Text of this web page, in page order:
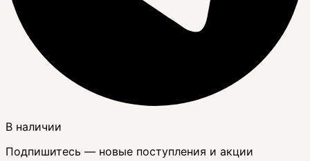
В наличии
Подпишитесь — новые поступления и акции